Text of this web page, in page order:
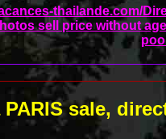
thailande.com/
sell price without
sale,